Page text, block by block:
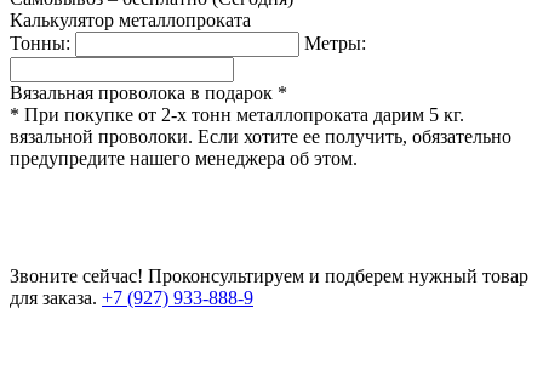
Калькулятор металлопроката
Тонны:
Метры:
Вязальная проволока в подарок *
* При покупке от 2-х тонн металлопроката дарим 5 кг.
вязальной проволоки. Если хотите ее получить, обязательно
предупредите нашего менеджера об этом.
Звоните сейчас! Проконсультируем и подберем нужный товар
для заказа. +7 (927) 933-888-9